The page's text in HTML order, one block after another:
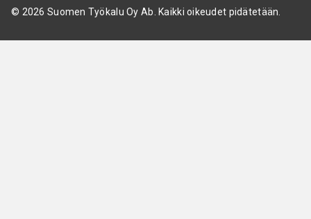
© 2026 Suomen Työkalu Oy Ab. Kaikki oikeudet pidätetään.